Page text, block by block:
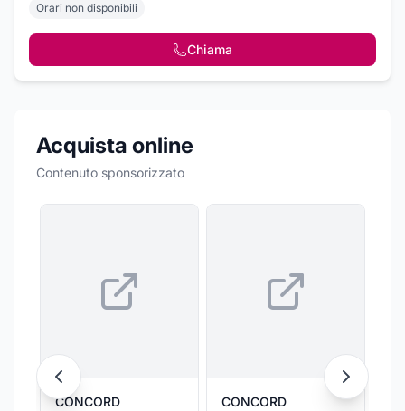
Orari non disponibili
Chiama
Acquista online
Contenuto sponsorizzato
CONCORD
CONCORD